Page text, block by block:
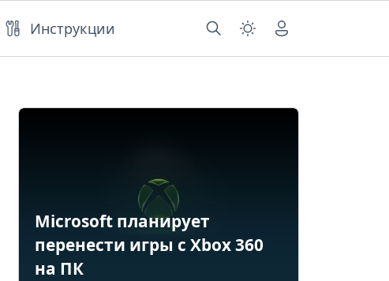
Инструкции
Microsoft планирует
перенести игры с Xbox 360
на ПК